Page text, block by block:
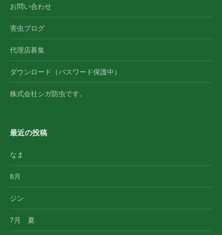
お問い合わせ
害虫ブログ
代理店募集
ダウンロード（パスワード保護中）
株式会社シガ防虫です。
最近の投稿
なま
8月
ジン
7月 夏